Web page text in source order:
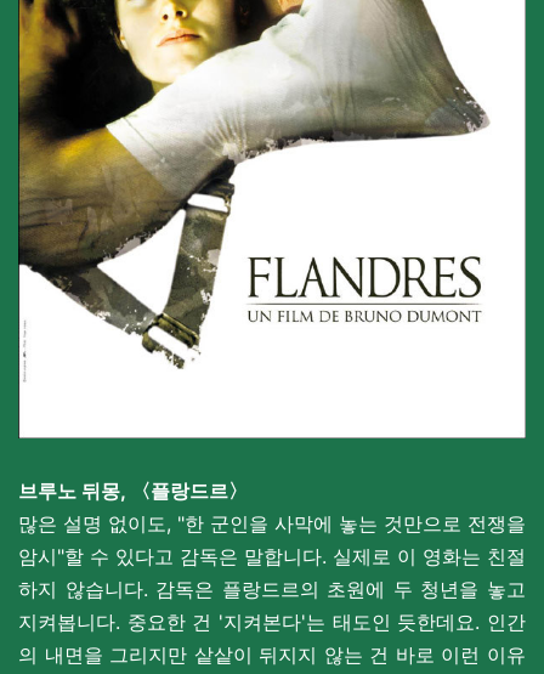
브루노 뒤몽, 〈플랑드르〉
많은 설명 없이도, "한 군인을 사막에 놓는 것만으로 전쟁을
암시"할 수 있다고 감독은 말합니다. 실제로 이 영화는 친절
하지 않습니다. 감독은 플랑드르의 초원에 두 청년을 놓고
지켜봅니다. 중요한 건 '지켜본다'는 태도인 듯한데요. 인간
의 내면을 그리지만 샅샅이 뒤지지 않는 건 바로 이런 이유